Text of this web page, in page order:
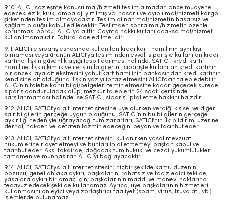
9.10. ALICI, sözleşme konusu mal/hizmeti teslim almadan önce muayene
edecek; ezik, kırık, ambalajı yırtılmış vb. hasarlı ve ayıplı mal/hizmeti kargo
şirketinden teslim almayacaktır. Teslim alınan mal/hizmetin hasarsız ve
sağlam olduğu kabul edilecektir. Teslimden sonra mal/hizmetin özenle
korunması borcu, ALICI’ya aittir. Cayma hakkı kullanılacaksa mal/hizmet
kullanılmamalıdır. Fatura iade edilmelidir.
9.11. ALICI ile sipariş esnasında kullanılan kredi kartı hamilinin aynı kişi
olmaması veya ürünün ALICI’ya tesliminden evvel, siparişte kullanılan kredi
kartına ilişkin güvenlik açığı tespit edilmesi halinde, SATICI, kredi kartı
hamiline ilişkin kimlik ve iletişim bilgilerini, siparişte kullanılan kredi kartının
bir önceki aya ait ekstresini yahut kart hamilinin bankasından kredi kartının
kendisine ait olduğuna ilişkin yazıyı ibraz etmesini ALICI’dan talep edebilir.
ALICI’nın talebe konu bilgi/belgeleri temin etmesine kadar geçecek sürede
sipariş dondurulacak olup, mezkur taleplerin 24 saat içerisinde
karşılanmaması halinde ise SATICI, siparişi iptal etme hakkını haizdir.
9.12. ALICI, SATICI’ya ait internet sitesine üye olurken verdiği kişisel ve diğer
sair bilgilerin gerçeğe uygun olduğunu, SATICI’nın bu bilgilerin gerçeğe
aykırılığı nedeniyle uğrayacağı tüm zararları, SATICI’nın ilk bildirimi üzerine
derhal, nakden ve defaten tazmin edeceğini beyan ve taahhüt eder.
9.13. ALICI, SATICI’ya ait internet sitesini kullanırken yasal mevzuat
hükümlerine riayet etmeyi ve bunları ihlal etmemeyi baştan kabul ve
taahhüt eder. Aksi takdirde, doğacak tüm hukuki ve cezai yükümlülükler
tamamen ve münhasıran ALICI’yı bağlayacaktır.
9.14. ALICI, SATICI’ya ait internet sitesini hiçbir şekilde kamu düzenini
bozucu, genel ahlaka aykırı, başkalarını rahatsız ve taciz edici şekilde,
yasalara aykırı bir amaç için, başkalarının maddi ve manevi haklarına
tecavüz edecek şekilde kullanamaz. Ayrıca, üye başkalarının hizmetleri
kullanmasını önleyici veya zorlaştırıcı faaliyet (spam, virus, truva atı, vb.)
işlemlerde bulunamaz.